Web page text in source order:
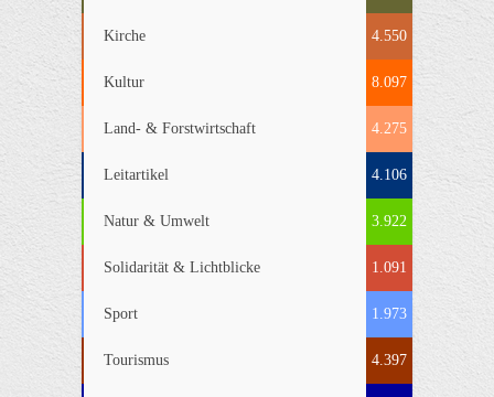
Kirche 4.550
Kultur 8.097
Land- & Forstwirtschaft 4.275
Leitartikel 4.106
Natur & Umwelt 3.922
Solidarität & Lichtblicke 1.091
Sport 1.973
Tourismus 4.397